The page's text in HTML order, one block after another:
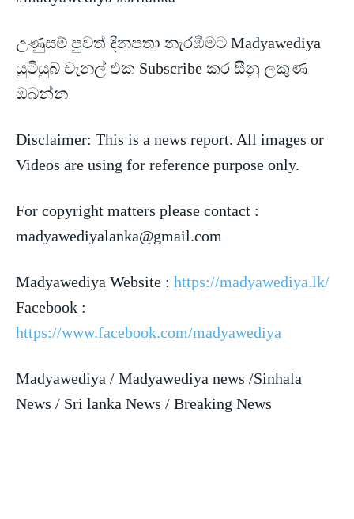
උණුසම් පුවත් දිනපතා නැරඹීමට Madyawediya
යුටියුබ් චැනල් එක Subscribe කර සීනු ලකුණ
ඔබන්න
Disclaimer: This is a news report. All images or
Videos are using for reference purpose only.
For copyright matters please contact :
madyawediyalanka@gmail.com
Madyawediya Website : https://madyawediya.lk/
Facebook :
https://www.facebook.com/madyawediya
Madyawediya / Madyawediya news /Sinhala
News / Sri lanka News / Breaking News